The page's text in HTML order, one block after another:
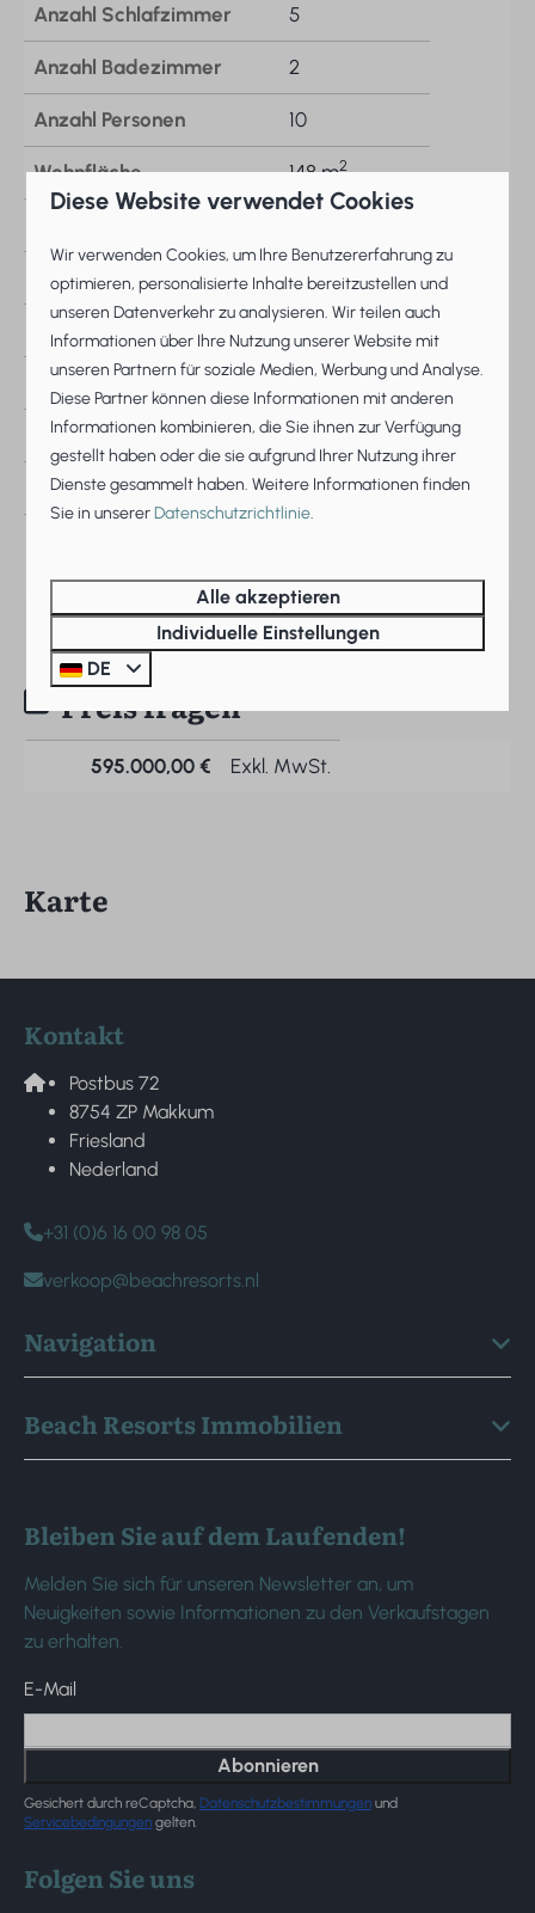
Anzahl Schlafzimmer 5
Anzahl Badezimmer 2
Anzahl Personen 10
Wohnfläche 148 m2
Hausnummer im Park 8
Anzahl der Schlafzimmer 5 Badezimmer
Anzahl der Parkplätze 3 Parkplätze
Anzahl der Personen 10 Personen
Anzahl der Badezimmer 2 Badezimmer
Preis fragen
595.000,00 € Exkl. MwSt.
Karte
Kontakt
Postbus 72
8754 ZP Makkum
Friesland
Nederland
+31 (0)6 16 00 98 05
verkoop@beachresorts.nl
Navigation
Beach Resorts Immobilien
Bleiben Sie auf dem Laufenden!
Melden Sie sich für unseren Newsletter an, um
Neuigkeiten sowie Informationen zu den Verkaufstagen
zu erhalten.
E-Mail
Abonnieren
Gesichert durch reCaptcha, Datenschutzbestimmungen und
Servicebedingungen gelten.
Folgen Sie uns
Diese Website verwendet Cookies
Wir verwenden Cookies, um Ihre Benutzererfahrung zu
optimieren, personalisierte Inhalte bereitzustellen und
unseren Datenverkehr zu analysieren. Wir teilen auch
Informationen über Ihre Nutzung unserer Website mit
unseren Partnern für soziale Medien, Werbung und Analyse.
Diese Partner können diese Informationen mit anderen
Informationen kombinieren, die Sie ihnen zur Verfügung
gestellt haben oder die sie aufgrund Ihrer Nutzung ihrer
Dienste gesammelt haben. Weitere Informationen finden
Sie in unsererDatenschutzrichtlinie.
Alle akzeptieren
Individuelle Einstellungen
DE